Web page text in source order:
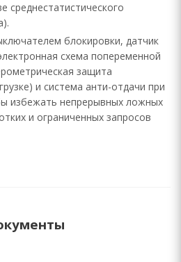
среднестатистического
блокировки, датчик
схема попеременной
защита
и система анти-отдачи при
избежать непрерывных ложных
и ограниченных запросов